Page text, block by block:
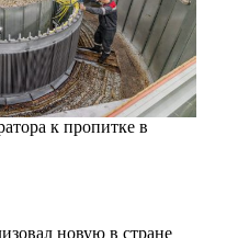
к пропитке в
новую в стране